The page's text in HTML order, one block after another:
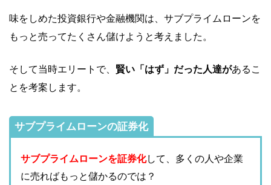
味をしめた投資銀行や金融機関は、サブプライムローンを
もっと売ってたくさん儲けようと考えました。
そして当時エリートで、 賢い「はず」だった人達があるこ
とを考案します。
サブプライムローンの証券化
サブプライムローンを証券化して、多くの人や企業
に売ればもっと儲かるのでは？